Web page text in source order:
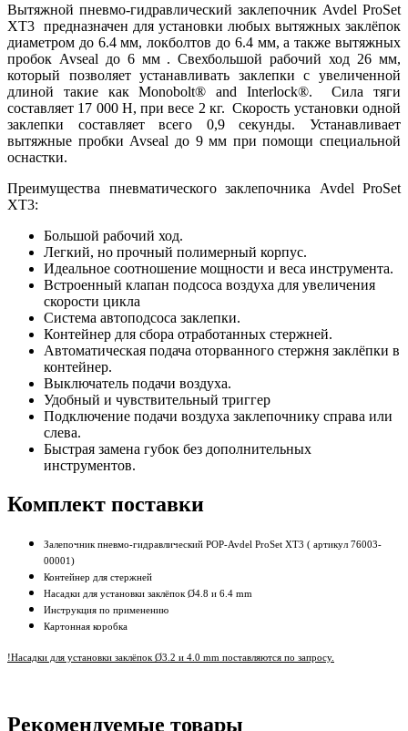
Вытяжной пневмо-гидравлический заклепочник Avdel ProSet
XT3 предназначен для установки любых вытяжных заклёпок
диаметром до 6.4 мм, локболтов до 6.4 мм, а также вытяжных
пробок Avseal до 6 мм . Свехбольшой рабочий ход 26 мм,
который позволяет устанавливать заклепки с увеличенной
длиной такие как Monobolt® and Interlock®.Сила тяги
составляет 17 000 Н, при весе 2 кг. Скорость установки одной
заклепки составляет всего 0,9 секунды. Устанавливает
вытяжные пробки Avseal до 9 мм при помощи специальной
оснастки.
Преимущества пневматического заклепочника Avdel ProSet
XT3:
Большой рабочий ход.
Легкий, но прочный полимерный корпус.
Идеальное соотношение мощности и веса инструмента.
Встроенный клапан подсоса воздуха для увеличения
скорости цикла
Система автоподсоса заклепки.
Контейнер для сбора отработанных стержней.
Автоматическая подача оторванного стержня заклёпки в
контейнер.
Выключатель подачи воздуха.
Удобный и чувствительный триггер
Подключение подачи воздуха заклепочнику справа или
слева.
Быстрая замена губок без дополнительных
инструментов.
Комплект поставки
Залепочник пневмо-гидравлический POP-Avdel ProSet XT3 ( артикул 76003-
00001)
Контейнер для стержней
​Насадки для установки заклёпок Ø4.8 и 6.4 mm
Инструкция по применению​
Картонная коробка
!​Насадки для установки заклёпок Ø3.2 и 4.0 mm поставляются по запросу.
Рекомендуемые товары